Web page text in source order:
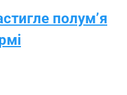
полум’я